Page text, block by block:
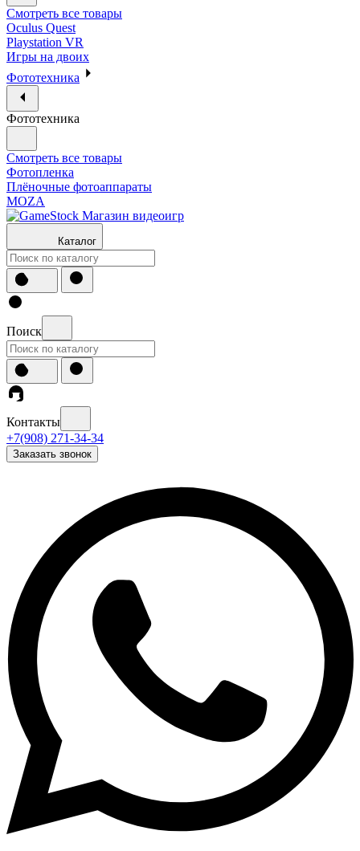
Смотреть все товары
Oculus Quest
Playstation VR
Игры на двоих
Фототехника
Фототехника
Смотреть все товары
Фотопленка
Плёночные фотоаппараты
MOZA
Каталог
Поиск
Контакты
+7(908) 271-34-34
Заказать звонок